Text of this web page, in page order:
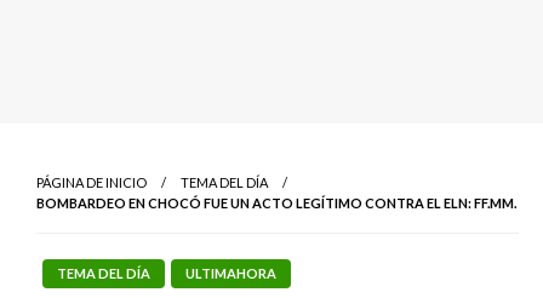
PÁGINA DE INICIO
TEMA DEL DÍA
BOMBARDEO EN CHOCÓ FUE UN ACTO LEGÍTIMO CONTRA EL ELN: FF.MM.
TEMA DEL DÍA ULTIMAHORA